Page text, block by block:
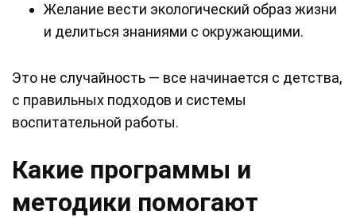
Желание вести экологический образ жизни
и делиться знаниями с окружающими.
Это не случайность — все начинается с детства,
с правильных подходов и системы
воспитательной работы.
Какие программы и
методики помогают